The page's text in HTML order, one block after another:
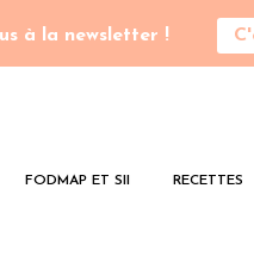
à la newsletter !
FODMAP ET SII RECETTES